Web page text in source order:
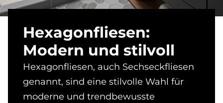
He­xa­gon­flie­sen:
Mo­dern und stil­voll
Hexagonfliesen, auch Sechseckfliesen
genannt, sind eine stilvolle Wahl für
moderne und trendbewusste